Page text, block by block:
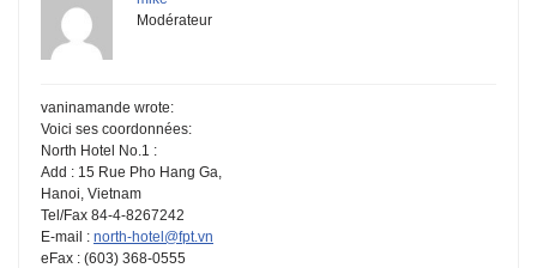
Modérateur
vaninamande wrote:
Voici ses coordonnées:
North Hotel No.1 :
Add : 15 Rue Pho Hang Ga,
Hanoi, Vietnam
Tel/Fax 84-4-8267242
E-mail : north-hotel@fpt.vn
eFax : (603) 368-0555